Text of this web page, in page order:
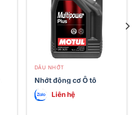
DẦU NHỚT
Nhớt động cơ Ô tô
MOTUL MULTIPOWER
PLUS 5W30
Liên hệ